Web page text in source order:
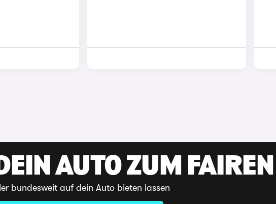
AUTO ZUM
bundesweit auf dein Auto bieten lassen